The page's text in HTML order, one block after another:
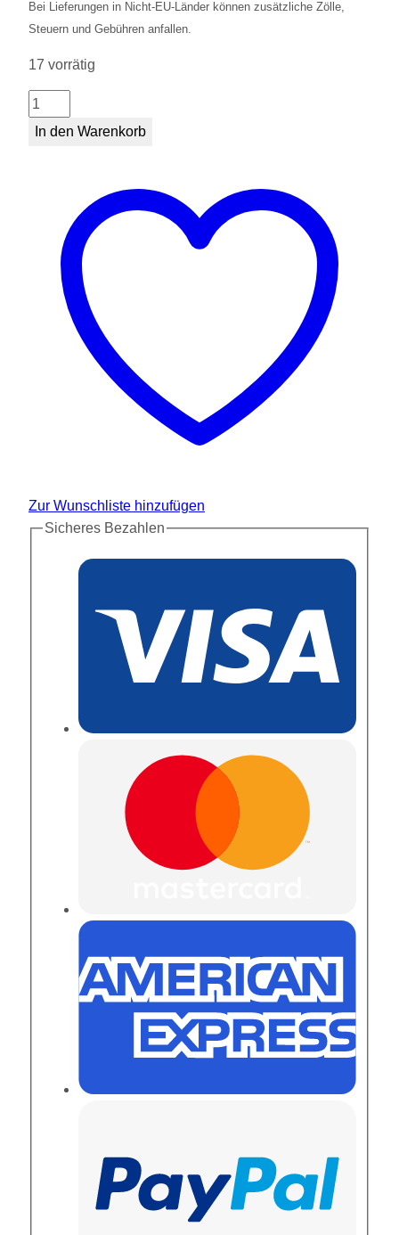
Bei Lieferungen in Nicht-EU-Länder können zusätzliche Zölle,
Steuern und Gebühren anfallen.
17 vorrätig
Schlüsselanhänger
Koala
In den Warenkorb
Zur Wunschliste hinzufügen
Sicheres Bezahlen